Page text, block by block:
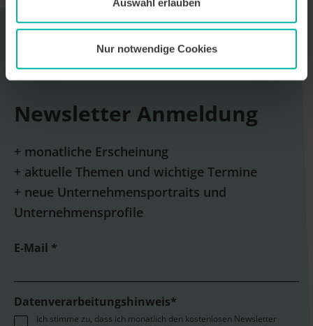
Auswahl erlauben
Nur notwendige Cookies
Newsletter Anmeldung
Newsletter Anmeldung
+ monatliche Erscheinung
+ aktuelle Themen und wichtige Termine
+ neue Unternehmensportraits und
Unternehmensprofile
E-Mail *
Datenverarbeitungshinweis*
Ich stimme zu, dass ich monatlich den kostenlosen Newsletter